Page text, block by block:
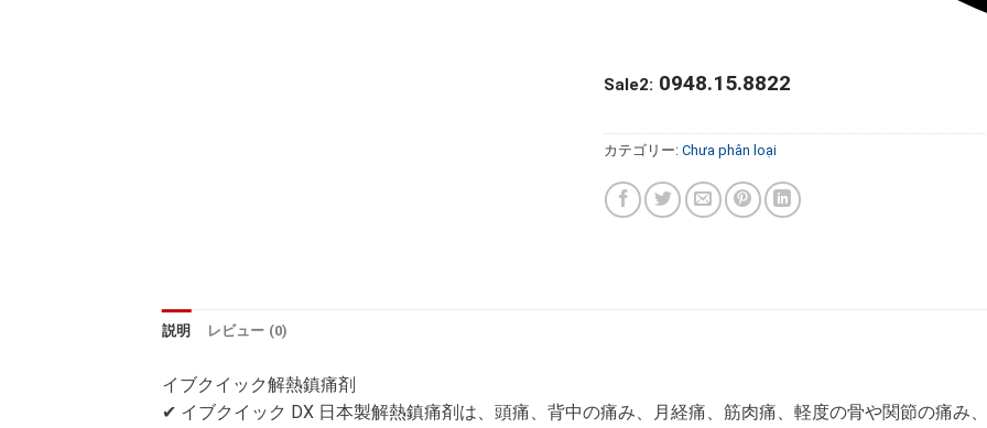
Sale2: 0948.15.8822
カテゴリー: Chưa phân loại
説明 レビュー (0)
イブクイック解熱鎮痛剤
✔ イブクイック DX 日本製解熱鎮痛剤は、頭痛、背中の痛み、月経痛、筋肉痛、軽度の骨や関節の痛み